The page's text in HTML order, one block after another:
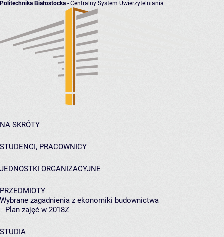
Politechnika Białostocka - Centralny System Uwierzytelniania
NA SKRÓTY
STUDENCI, PRACOWNICY
JEDNOSTKI ORGANIZACYJNE
PRZEDMIOTY
Wybrane zagadnienia z ekonomiki budownictwa
Plan zajęć w 2018Z
STUDIA